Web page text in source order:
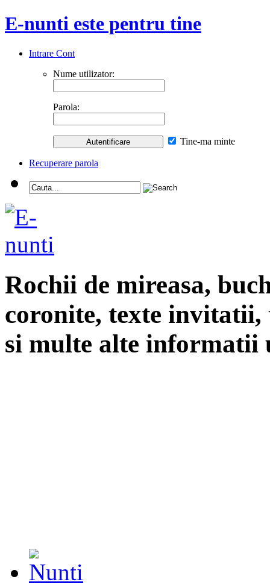
E-nunti este pentru tine
Intrare Cont
Nume utilizator:
Parola:
Tine-ma minte
Recuperare parola
Rochii de mireasa,
coronite, texte
si multe alte informatii